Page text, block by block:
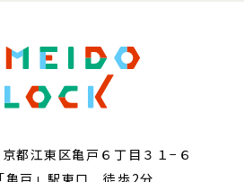
江東区亀戸６丁目３１−６